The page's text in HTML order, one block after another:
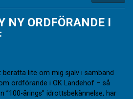
NY ORDFÖRANDE I
lite om mig själv i samband
ordförande i OK Landehof – så
”100-årings” idrottsbekännelse, har